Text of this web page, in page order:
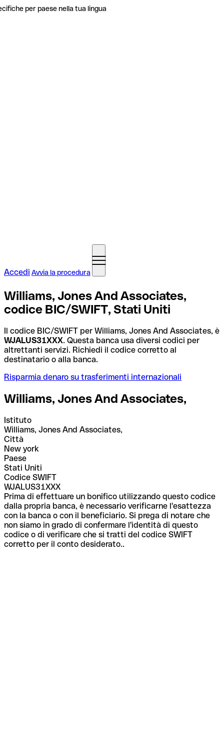
per paese nella tua lingua
Accedi Avvia la procedura
Williams, Jones And Associates,
codice BIC/SWIFT, Stati Uniti
Il codice BIC/SWIFT per Williams, Jones And Associates, è
WJALUS31XXX. Questa banca usa diversi codici per
altrettanti servizi. Richiedi il codice corretto al
destinatario o alla banca.
Risparmia denaro su trasferimenti internazionali
Williams, Jones And Associates,
Istituto
Williams, Jones And Associates,
Città
New york
Paese
Stati Uniti
Codice SWIFT
WJALUS31XXX
Prima di effettuare un bonifico utilizzando questo codice
dalla propria banca, è necessario verificarne l'esattezza
con la banca o con il beneficiario. Si prega di notare che
non siamo in grado di confermare l'identità di questo
codice o di verificare che si tratti del codice SWIFT
corretto per il conto desiderato..